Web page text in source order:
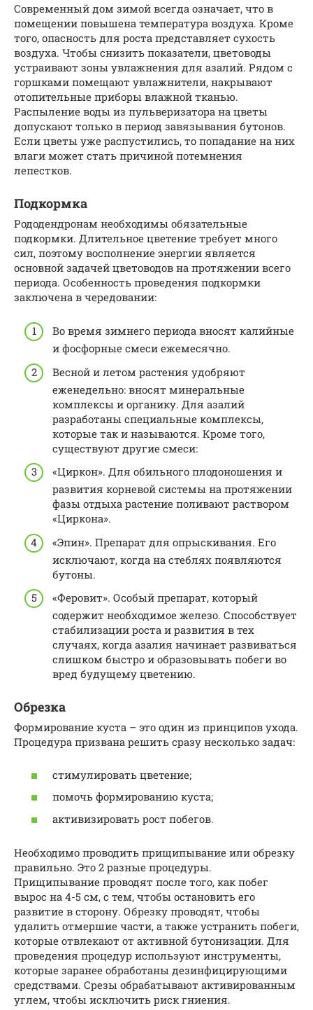
Современный дом зимой всегда означает, что в
помещении повышена температура воздуха. Кроме
того, опасность для роста представляет сухость
воздуха. Чтобы снизить показатели, цветоводы
устраивают зоны увлажнения для азалий. Рядом с
горшками помещают увлажнители, накрывают
отопительные приборы влажной тканью.
Распыление воды из пульверизатора на цветы
допускают только в период завязывания бутонов.
Если цветы уже распустились, то попадание на них
влаги может стать причиной потемнения
лепестков.
Подкормка
Рододендронам необходимы обязательные
подкормки. Длительное цветение требует много
сил, поэтому восполнение энергии является
основной задачей цветоводов на протяжении всего
периода. Особенность проведения подкормки
заключена в чередовании:
Во время зимнего периода вносят калийные
и фосфорные смеси ежемесячно.
Весной и летом растения удобряют
еженедельно: вносят минеральные
комплексы и органику. Для азалий
разработаны специальные комплексы,
которые так и называются. Кроме того,
существуют другие смеси:
«Циркон». Для обильного плодоношения и
развития корневой системы на протяжении
фазы отдыха растение поливают раствором
«Циркона».
«Эпин». Препарат для опрыскивания. Его
исключают, когда на стеблях появляются
бутоны.
«Феровит». Особый препарат, который
содержит необходимое железо. Способствует
стабилизации роста и развития в тех
случаях, когда азалия начинает развиваться
слишком быстро и образовывать побеги во
вред будущему цветению.
Обрезка
Формирование куста – это один из принципов ухода.
Процедура призвана решить сразу несколько задач:
стимулировать цветение;
помочь формированию куста;
активизировать рост побегов.
Необходимо проводить прищипывание или обрезку
правильно. Это 2 разные процедуры.
Прищипывание проводят после того, как побег
вырос на 4-5 см, с тем, чтобы остановить его
развитие в сторону. Обрезку проводят, чтобы
удалить отмершие части, а также устранить побеги,
которые отвлекают от активной бутонизации. Для
проведения процедур используют инструменты,
которые заранее обработаны дезинфицирующими
средствами. Срезы обрабатывают активированным
углем, чтобы исключить риск гниения.